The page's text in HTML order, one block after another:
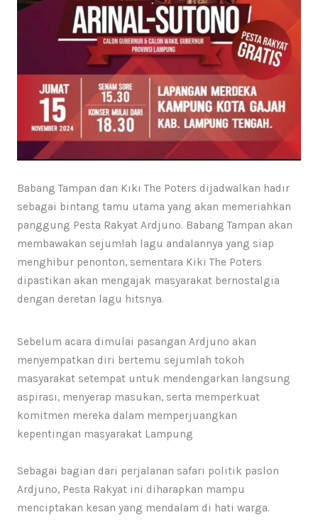
Babang Tampan dan Kıkı The Poters dijadwalkan hadır
sebagai bintang tamu utama yang akan memeriahkan
panggung Pesta Rakyat Ardjuno. Babang Tampan akan
membawakan sejumlah lagu andalannya yang siap
menghibur penonton, sementara Kiki The Poters
dipastikan akan mengajak masyarakat bernostalgia
dengan deretan lagu hitsnya.
Sebelum acara dimulai pasangan Ardjuno akan
menyempatkan diri bertemu sejumlah tokoh
masyarakat setempat untuk mendengarkan langsung
aspirası, menyerap masukan, serta memperkuat
komitmen mereka dalam memperjuangkan
kepentingan masyarakat Lampung
Sebagai bagian dari perjalanan safarı politik paslon
Ardjuno, Pesta Rakyat ini diharapkan mampu
menciptakan kesan yang mendalam di hati warga.